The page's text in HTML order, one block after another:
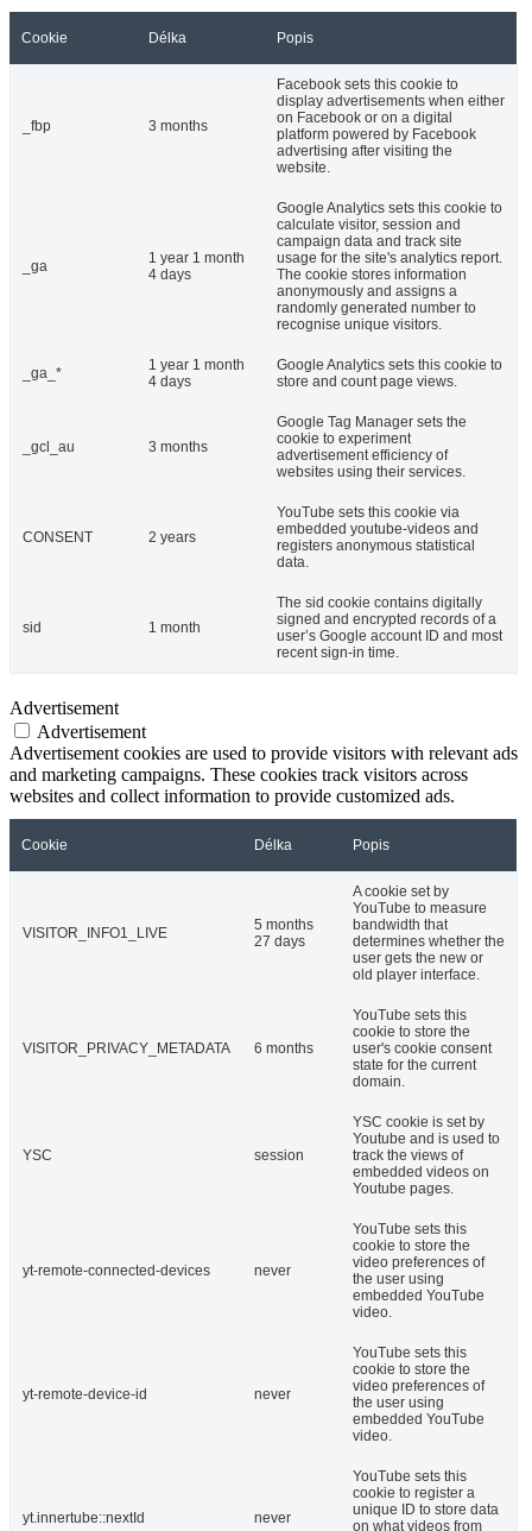
Cookie Délka Popis
_fbp 3 months
Facebook sets this cookie to
display advertisements when either
on Facebook or on a digital
platform powered by Facebook
advertising after visiting the
website.
_ga
1 year 1 month
4 days
Google Analytics sets this cookie to
calculate visitor, session and
campaign data and track site
usage for the site's analytics report.
The cookie stores information
anonymously and assigns a
randomly generated number to
recognise unique visitors.
_ga_*
1 year 1 month
4 days
Google Analytics sets this cookie to
store and count page views.
_gcl_au 3 months
Google Tag Manager sets the
cookie to experiment
advertisement efficiency of
websites using their services.
CONSENT 2 years
YouTube sets this cookie via
embedded youtube-videos and
registers anonymous statistical
data.
sid 1 month
The sid cookie contains digitally
signed and encrypted records of a
user’s Google account ID and most
recent sign-in time.
Advertisement
Advertisement
Advertisement cookies are used to provide visitors with relevant ads
and marketing campaigns. These cookies track visitors across
websites and collect information to provide customized ads.
Cookie Délka Popis
VISITOR_INFO1_LIVE
5 months
27 days
A cookie set by
YouTube to measure
bandwidth that
determines whether the
user gets the new or
old player interface.
VISITOR_PRIVACY_METADATA 6 months
YouTube sets this
cookie to store the
user's cookie consent
state for the current
domain.
YSC session
YSC cookie is set by
Youtube and is used to
track the views of
embedded videos on
Youtube pages.
yt-remote-connected-devices never
YouTube sets this
cookie to store the
video preferences of
the user using
embedded YouTube
video.
yt-remote-device-id never
YouTube sets this
cookie to store the
video preferences of
the user using
embedded YouTube
video.
yt.innertube::nextId never
YouTube sets this
cookie to register a
unique ID to store data
on what videos from